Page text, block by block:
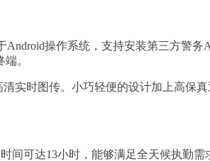
操作系统，支持安装第三方警
。
实时图传。小巧轻便的设计加上高
间可达13小时，能够满足全天候执勤需